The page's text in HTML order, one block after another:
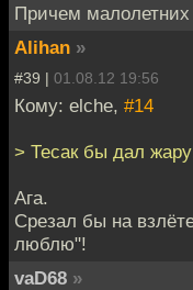
Причем
Alihan »
#39 | 01.08.12 19:56
Кому: elche, #14
> Тесак бы дал
Ага.
Срезал бы на
люблю"!
vaD68 »